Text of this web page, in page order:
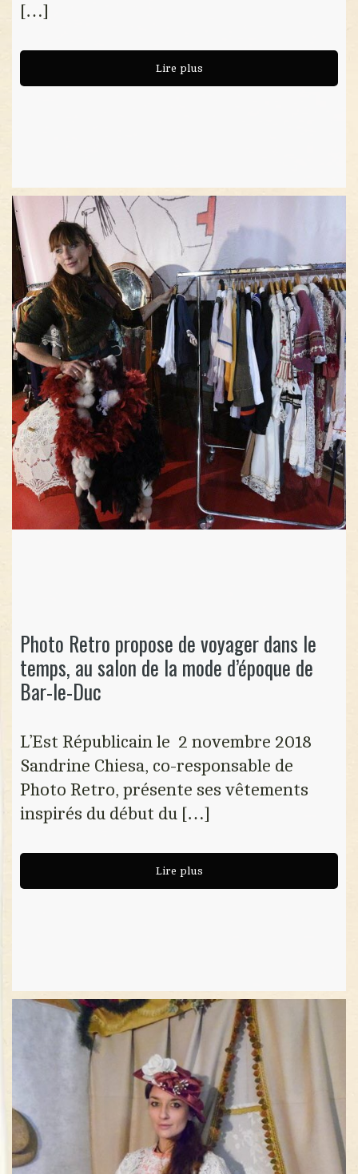
[…]
Lire plus
Photo Retro propose de voyager dans le
temps, au salon de la mode d’époque de
Bar-le-Duc
L’Est Républicain le 2 novembre 2018
Sandrine Chiesa, co-responsable de
Photo Retro, présente ses vêtements
inspirés du début du […]
Lire plus